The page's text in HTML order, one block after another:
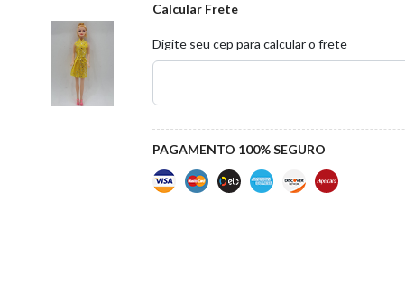
Calcular Frete
Digite seu cep para calcular o frete
PAGAMENTO 100% SEGURO